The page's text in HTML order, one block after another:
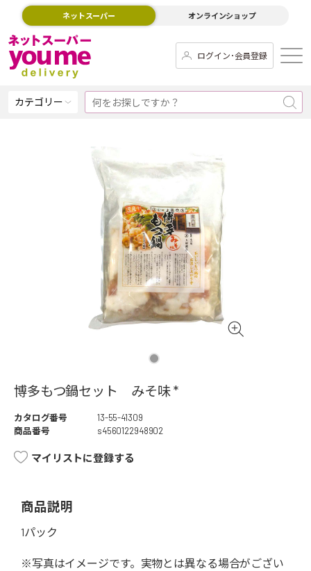
ネットスーパー オンラインショップ
ログイン･会員登録
カテゴリー
博多もつ鍋セット みそ味 *
カタログ番号
13-55-41309
商品番号
s4560122948902
マイリストに登録する
商品説明
1パック
※写真はイメージです。実物とは異なる場合がござい